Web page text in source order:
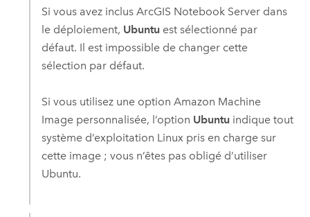
Si vous avez inclus ArcGIS Notebook Serverdans
le déploiement, Ubuntuest sélectionné par
défaut. Il est impossible de changer cette
sélection par défaut.
Si vous utilisez une option Amazon Machine
Imagepersonnalisée, l’option Ubuntuindique tout
système d’exploitation Linuxpris en charge sur
cette image ; vous n’êtes pas obligé d’utiliser
Ubuntu.